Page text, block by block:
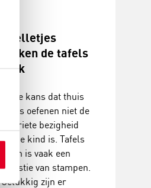
Spelletjes
maken de tafels
leuk
Grote kans dat thuis
tafels oefenen niet de
favoriete bezigheid
van je kind is. Tafels
leren is vaak een
kwestie van stampen.
Gelukkig zijn er